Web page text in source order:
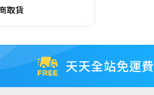
取貨
天天全站免運費